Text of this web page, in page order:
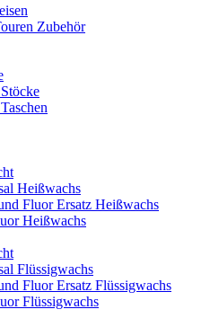
Zubehör
Heißwachs
Fluor Ersatz Heißwachs
Heißwachs
Flüssigwachs
Fluor Ersatz Flüssigwachs
Flüssigwachs